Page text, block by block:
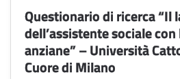
Questionario di ricerca “Il
dell’assistente sociale
anziane” – Università
Cuore di Milano